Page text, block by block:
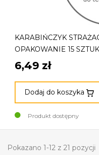
KARABIŃCZYK
OPAKOWANIE 15 SZTUK
6,49 zł
Dodaj do koszyka
Produkt dostępny
Pokazano 1-12 z 21 pozycji